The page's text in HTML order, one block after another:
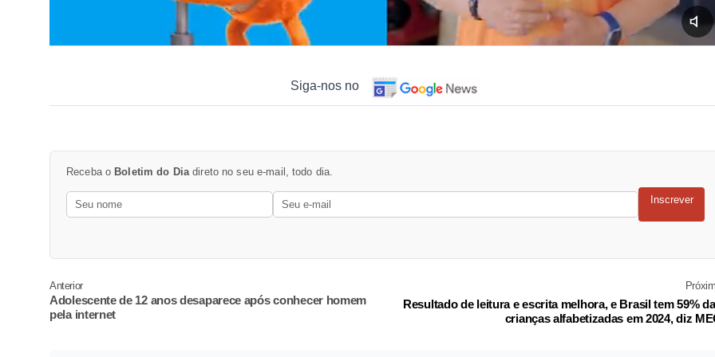
Siga-nos no
Receba o Boletim do Diadireto no seu e-mail, todo dia.
Inscrever
Anterior
Adolescente de 12 anos desaparece após conhecer homem
pela internet
Resultado de leitura e escrita melhora, e Brasil tem 59%
crianças alfabetizadas em 2024, diz